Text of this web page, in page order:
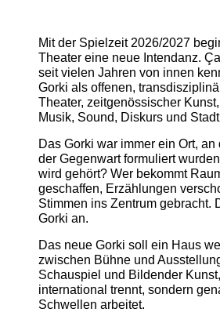
Mit der Spielzeit 2026/2027
Theater eine neue Intendanz.
seit vielen Jahren von innen
Gorki als offenen,
Theater, zeitgenössischer
Musik, Sound, Diskurs und
Das Gorki war immer ein Ort,
der Gegenwart formuliert
wird gehört? Wer bekommt
geschaffen, Erzählungen
Stimmen ins Zentrum gebracht.
Gorki an.
Das neue Gorki soll ein Haus
zwischen Bühne und
Schauspiel und Bildender
international trennt, sondern
Schwellen arbeitet.